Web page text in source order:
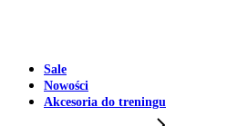
Sale
Nowości
Akcesoria do treningu